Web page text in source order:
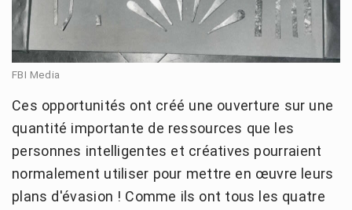
FBI Media
Ces opportunités ont créé une ouverture sur une
quantité importante de ressources que les
personnes intelligentes et créatives pourraient
normalement utiliser pour mettre en œuvre leurs
plans d'évasion ! Comme ils ont tous les quatre